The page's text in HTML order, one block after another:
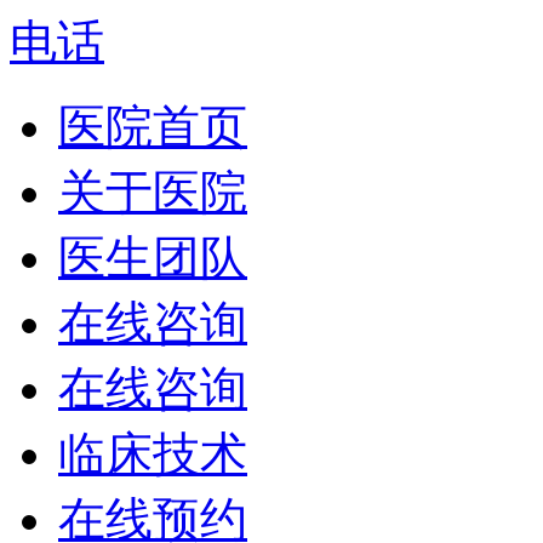
电话
医院首页
关于医院
医生团队
在线咨询
在线咨询
临床技术
在线预约